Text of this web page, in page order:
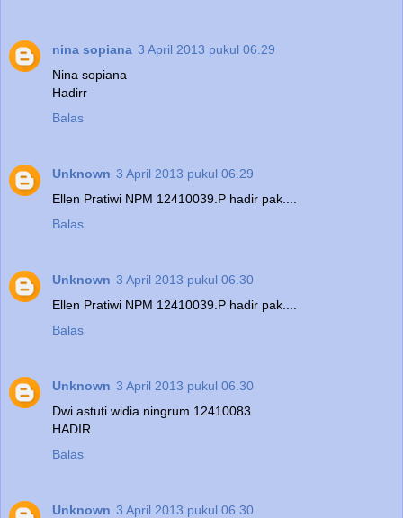
nina sopiana 3 April 2013 pukul 06.29
Nina sopiana
Hadirr
Balas
Unknown 3 April 2013 pukul 06.29
Ellen Pratiwi NPM 12410039.P hadir pak....
Balas
Unknown 3 April 2013 pukul 06.30
Ellen Pratiwi NPM 12410039.P hadir pak....
Balas
Unknown 3 April 2013 pukul 06.30
Dwi astuti widia ningrum 12410083
HADIR
Balas
Unknown 3 April 2013 pukul 06.30